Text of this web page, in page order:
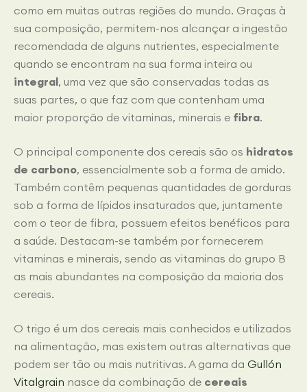
como em muitas outras regiões do mundo. Graças à
sua composição, permitem-nos alcançar a ingestão
recomendada de alguns nutrientes, especialmente
quando se encontram na sua forma inteira ou
integral, uma vez que são conservadas todas as
suas partes, o que faz com que contenham uma
maior proporção de vitaminas, minerais e fibra.
O principal componente dos cereais são os hidratos
de carbono, essencialmente sob a forma de amido.
Também contêm pequenas quantidades de gorduras
sob a forma de lípidos insaturados que, juntamente
com o teor de fibra, possuem efeitos benéficos para
a saúde. Destacam-se também por fornecerem
vitaminas e minerais, sendo as vitaminas do grupo B
as mais abundantes na composição da maioria dos
cereais.
O trigo é um dos cereais mais conhecidos e utilizados
na alimentação, mas existem outras alternativas que
podem ser tão ou mais nutritivas. A gama da Gullón
Vitalgrain nasce da combinação de cereais